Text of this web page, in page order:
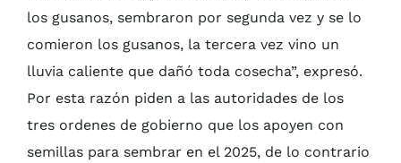
los gusanos, sembraron por segunda vez y se lo
comieron los gusanos, la tercera vez vino un
lluvia caliente que dañó toda cosecha”, expresó.
Por esta razón piden a las autoridades de los
tres ordenes de gobierno que los apoyen con
semillas para sembrar en el 2025, de lo contrario